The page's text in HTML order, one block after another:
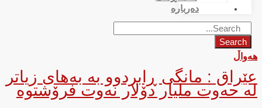
دەربارە
Search
هەواڵ
عێراق : مانگی ڕابردوو بە بەهای زیاتر
لە حەوت ملیار دۆلار نەوت فرۆشتوە